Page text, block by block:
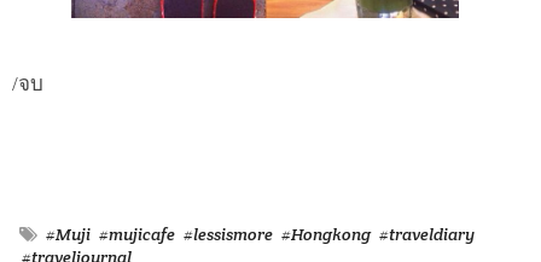
/จบ
#Muji #mujicafe #lessismore #Hongkong #traveldiary
#traveljournal